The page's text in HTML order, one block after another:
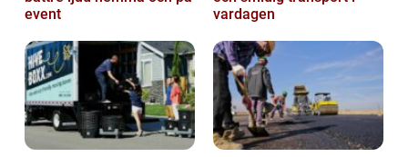
event
vardagen